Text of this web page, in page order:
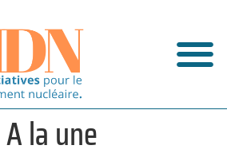
A la une